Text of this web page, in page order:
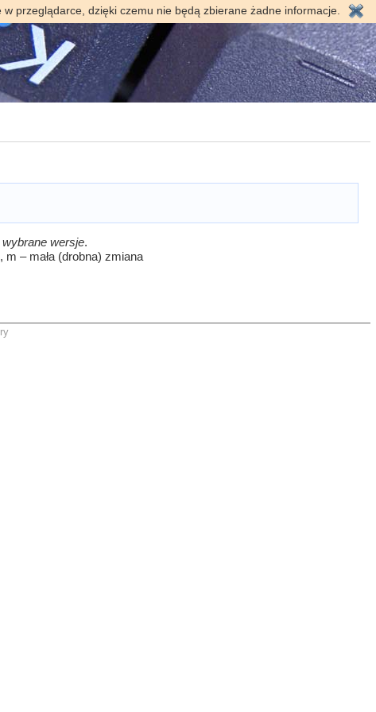
przeglądarce, dzięki czemu nie będą zbierane żadne informacje.
wersje.
– mała (drobna) zmiana